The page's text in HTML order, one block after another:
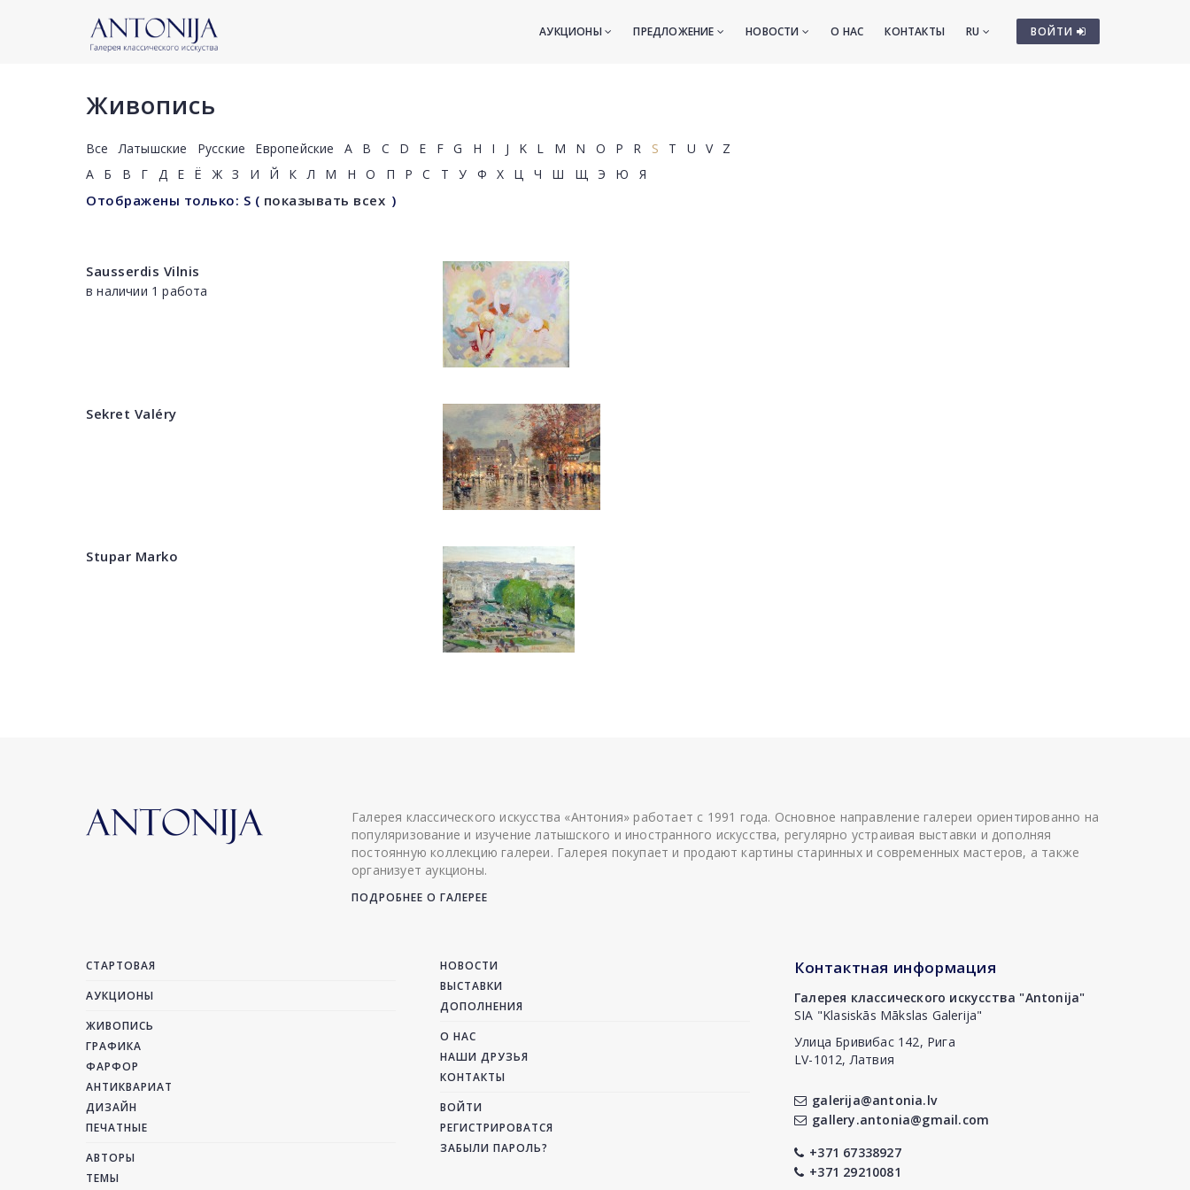
ВОЙТИ
АУКЦИОНЫ ПРЕДЛОЖЕНИЕ НОВОСТИ О НАС КОНТАКТЫ RU
Живопись
Все Латышские Русские Европейские A B C D E F G H I J K L M N O P R S T U V
Z
А
Б В Г Д Е Ё Ж З И Й К Л М Н О П Р С Т У Ф Х Ц Ч Ш Щ Э Ю Я
Отображены только: S ( показывать всех )
Sausserdis Vilnis
в наличии 1 работа
Sekret Valéry
Stupar Marko
Галерея классического искусства «Антония» работает с 1991 года. Основное направление галереи ориентированно на
популяризование и изучение латышского и иностранного искусства, регулярно устраивая выставки и дополняя
постоянную коллекцию галереи. Галерея покупает и продают картины старинных и современных мастеров, а также
организует аукционы.
ПОДРОБНЕЕ О ГАЛЕРЕЕ
СТАРТОВАЯ
АУКЦИОНЫ
ЖИВОПИСЬ
ГРАФИКА
ФАРФОР
АНТИКВАРИАТ
ДИЗАЙН
ПЕЧАТНЫЕ
АВТОРЫ
ТЕМЫ
НОВОСТИ
ВЫСТАВКИ
ДОПОЛНЕНИЯ
О НАС
НАШИ ДРУЗЬЯ
КОНТАКТЫ
ВОЙТИ
РЕГИСТРИРОВАТСЯ
ЗАБЫЛИ ПАРОЛЬ?
Контактная информация
Галерея классического искусства "Antonija"
SIA "Klasiskās Mākslas Galerija"
Улица Бривибас 142, Рига
LV-1012, Латвия
galerija@antonia.lv
gallery.antonia@gmail.com
+371 67338927
+371 29210081